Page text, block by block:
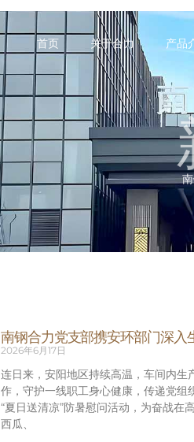
首页 关于合力 产品
南钢合力党支部携安环部门深入
2026年6月17日
连日来，安阳地区持续高温，车间内
作，守护一线职工身心健康，传递党
“夏日送清凉”防暑慰问活动，为奋战
西瓜、